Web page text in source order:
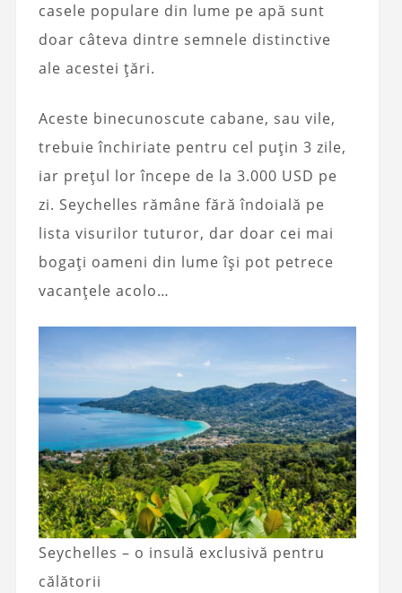
casele populare din lume pe apă sunt
doar câteva dintre semnele distinctive
ale acestei țări.
Aceste binecunoscute cabane, sau vile,
trebuie închiriate pentru cel puțin 3 zile,
iar prețul lor începe de la 3.000 USD pe
zi. Seychelles rămâne fără îndoială pe
lista visurilor tuturor, dar doar cei mai
bogați oameni din lume își pot petrece
vacanțele acolo…
Seychelles – o insulă exclusivă pentru
călătorii